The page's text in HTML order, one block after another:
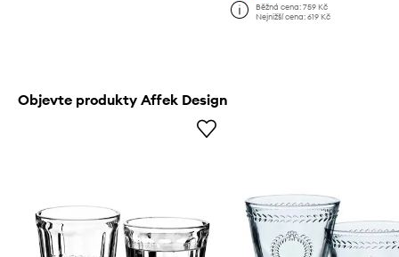
Běžná cena: 759 Kč
Nejnižší cena: 619 Kč
Objevte produkty Affek Design